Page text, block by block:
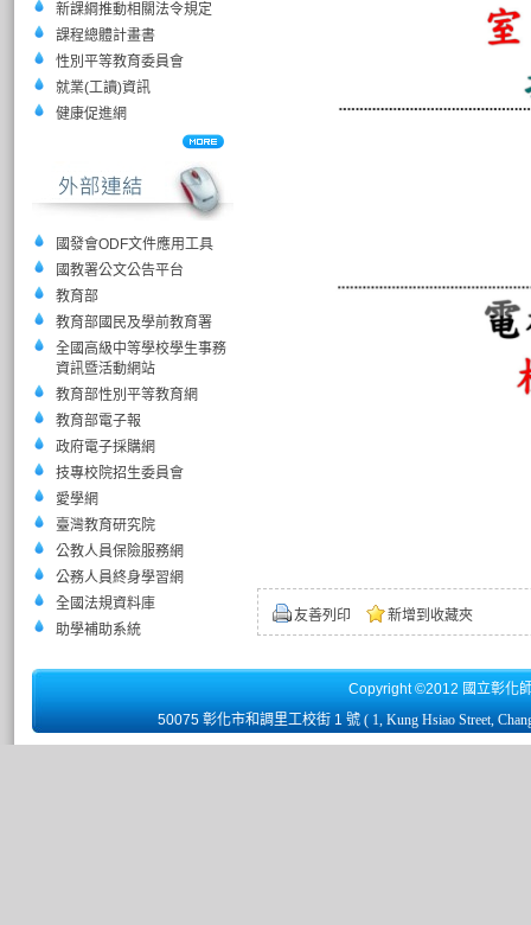
新課綱推動相關法令規定
課程總體計畫書
性別平等教育委員會
就業(工讀)資訊
健康促進網
國發會ODF文件應用工具
國教署公文公告平台
教育部
教育部國民及學前教育署
全國高級中等學校學生事務
資訊暨活動網站
教育部性別平等教育網
教育部電子報
政府電子採購網
技專校院招生委員會
愛學網
臺灣教育研究院
公教人員保險服務網
公務人員終身學習網
全國法規資料庫
助學補助系統
友善列印 新增到收藏夾
Copyright ©2012 國立彰化
50075 彰化市和調里工校街 1 號 ( 1, Kung Hsiao Street,